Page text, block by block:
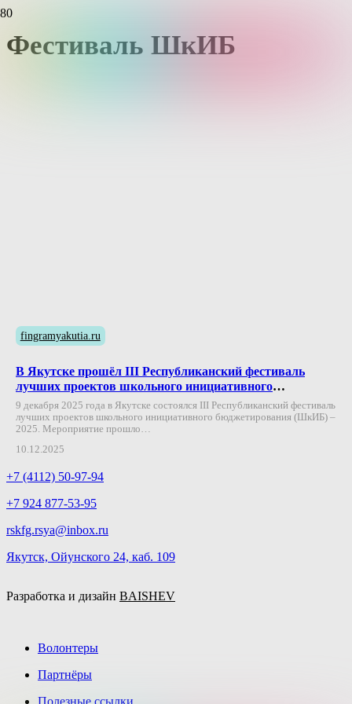
Фестиваль ШкИБ
fingramyakutia.ru
В Якутске прошёл III Республиканский фестиваль
лучших проектов школьного инициативного
бюджетирования – 2025
9 декабря 2025 года в Якутске состоялся III Республиканский фестиваль
лучших проектов школьного инициативного бюджетирования (ШкИБ) –
2025. Мероприятие прошло…
10.12.2025
+7 (4112) 50-97-94
+7 924 877-53-95
rskfg.rsya@inbox.ru
Якутск, Ойунского 24, каб. 109
Разработка и дизайн BAISHEV
Волонтеры
Партнёры
Полезные ссылки